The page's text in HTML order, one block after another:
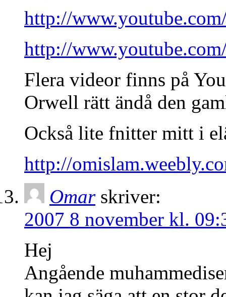
http://
http://
Flera videor finns på
Orwell rätt ändå den
Också lite fnitter mitt i
http://
Omar skriver:
2007 8 november kl.
Hej
Angående